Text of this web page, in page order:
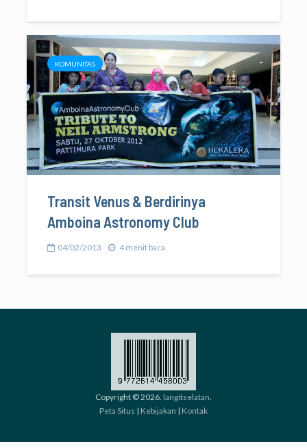
KOMUNITAS
Transit Venus & Berdirinya
Amboina Astronomy Club
04/02/2013 4 menit baca
Copyright © 2026. langitselatan.
Peta Situs | Kebijakan | Kontak